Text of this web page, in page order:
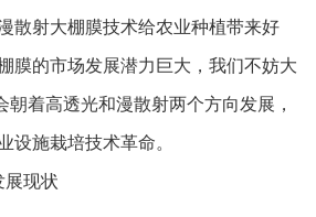
散射大棚膜技术给农业种植带来好
膜的市场发展潜力巨大，我们不妨大
朝着高透光和漫散射两个方向发展，
设施栽培技术革命。
展现状